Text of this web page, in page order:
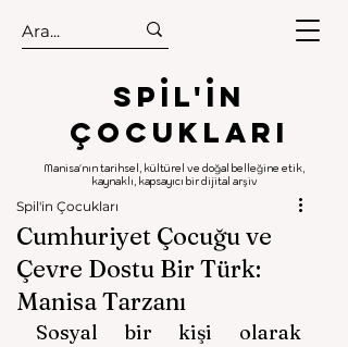
.
.
Spıl'in
Çocukları
Manisa'nın tarihsel, kültürel ve doğal belleğine etik,
kaynaklı, kapsayıcı bir dijital arşiv
Cumhuriyet Çocuğu ve
Çevre Dostu Bir Türk:
Manisa Tarzanı
Spil'in Çocukları
Sosyal bir kişi olarak